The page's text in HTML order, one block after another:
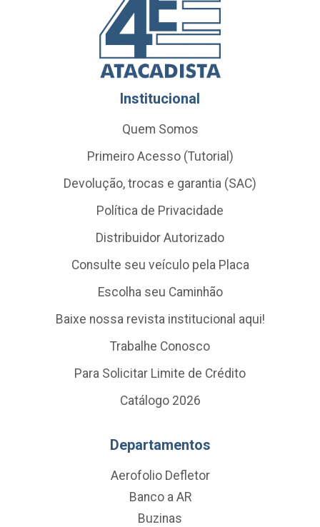
Institucional
Quem Somos
Primeiro Acesso (Tutorial)
Devolução, trocas e garantia (SAC)
Política de Privacidade
Distribuidor Autorizado
Consulte seu veículo pela Placa
Escolha seu Caminhão
Baixe nossa revista institucional aqui!
Trabalhe Conosco
Para Solicitar Limite de Crédito
Catálogo 2026
Departamentos
Aerofolio Defletor
Banco a AR
Buzinas